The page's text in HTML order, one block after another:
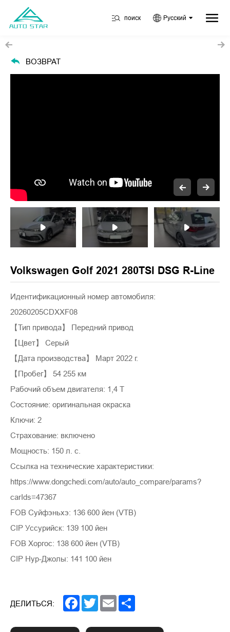
поиск Русский
ВОЗВРАТ
Volkswagen Golf 2021 280TSI DSG R-Line
Идентификационный номер автомобиля:
20260205CDXXF08
【Тип привода】 Передний привод
【Цвет】 Серый
【Дата производства】 Март 2022 г.
【Пробег】 54 255 км
Рабочий объем двигателя: 1,4 Т
Состояние: оригинальная окраска
Ключи: 2
Страхование: включено
Мощность: 150 л. с.
Ссылка на технические характеристики:
https://www.dongchedi.com/auto/auto_compare/params?
carIds=47367
FOB Суйфэньхэ: 136 600 йен (VTB)
CIP Уссурийск: 139 100 йен
FOB Хоргос: 138 600 йен (VTB)
CIP Нур-Джолы: 141 100 йен
ДЕЛИТЬСЯ: Facebook
TwitterEmail